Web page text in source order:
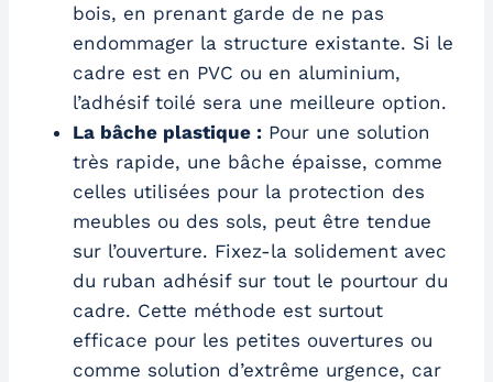
bois, en prenant garde de ne pas
endommager la structure existante. Si le
cadre est en PVC ou en aluminium,
l’adhésif toilé sera une meilleure option.
La bâche plastique : Pour une solution
très rapide, une bâche épaisse, comme
celles utilisées pour la protection des
meubles ou des sols, peut être tendue
sur l’ouverture. Fixez-la solidement avec
du ruban adhésif sur tout le pourtour du
cadre. Cette méthode est surtout
efficace pour les petites ouvertures ou
comme solution d’extrême urgence, car